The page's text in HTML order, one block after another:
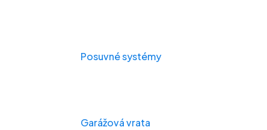
Posuvné systémy
Garážová vrata